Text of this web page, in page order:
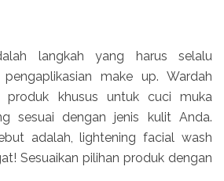
langkah yang harus selalu
make up. Wardah
produk khusus untuk cuci muka
sesuai dengan jenis kulit Anda.
adalah, lightening facial wash
Sesuaikan pilihan produk dengan